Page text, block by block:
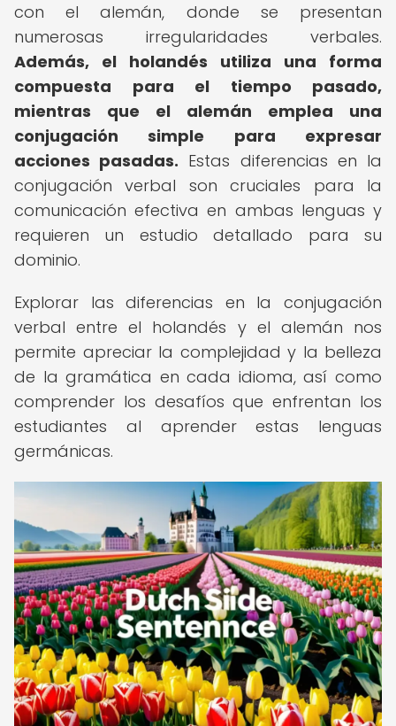
con el alemán, donde se presentan
numerosas irregularidades verbales.
Además, el holandés utiliza una forma
compuesta para el tiempo pasado,
mientras que el alemán emplea una
conjugación simple para expresar
acciones pasadas. Estas diferencias en la
conjugación verbal son cruciales para la
comunicación efectiva en ambas lenguas y
requieren un estudio detallado para su
dominio.
Explorar las diferencias en la conjugación
verbal entre el holandés y el alemán nos
permite apreciar la complejidad y la belleza
de la gramática en cada idioma, así como
comprender los desafíos que enfrentan los
estudiantes al aprender estas lenguas
germánicas.